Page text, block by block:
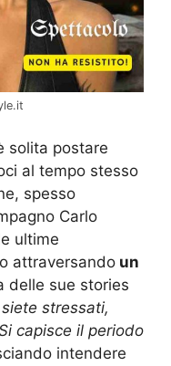
solita postare
al tempo stesso
spesso
Carlo
ultime
attraversando un
delle sue stories
siete stressati,
capisce il periodo
intendere